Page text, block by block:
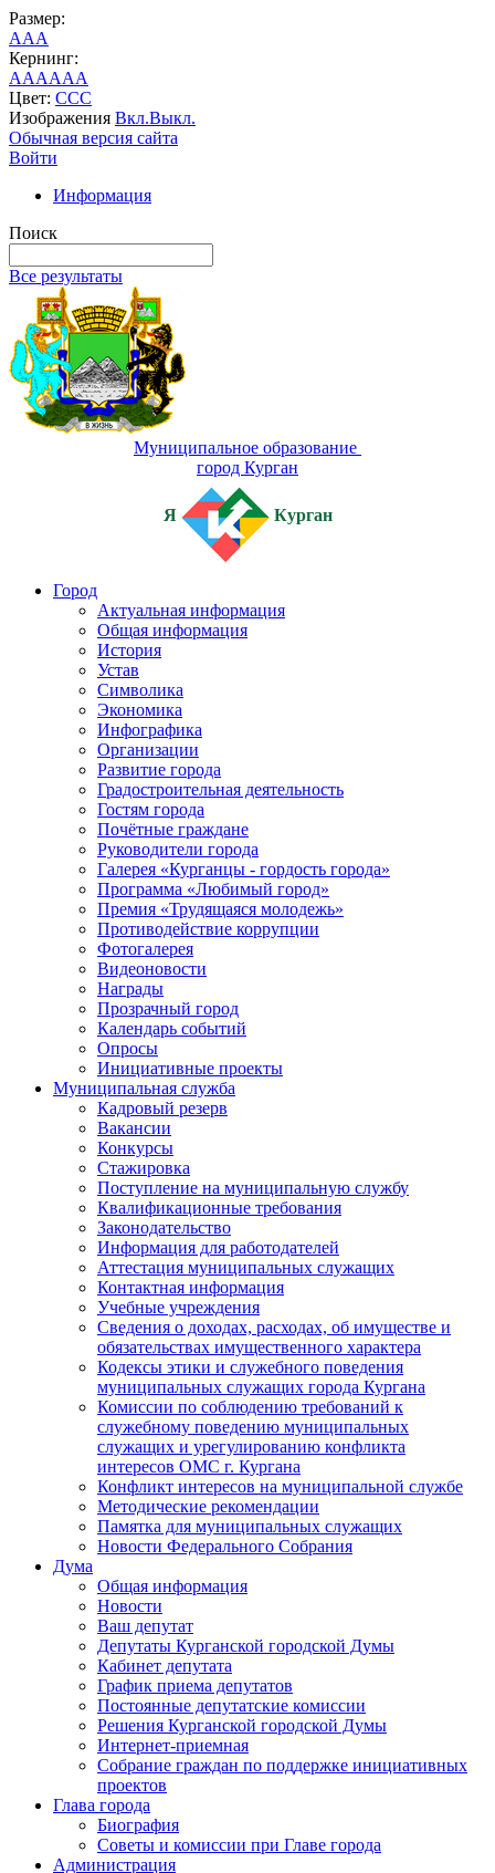
Размер:
AAA
Кернинг:
AAAAAA
Цвет: CCC
Изображения Вкл.Выкл.
Обычная версия сайта
Войти
Информация
Поиск
Все результаты
Муниципальное образование
город Курган
Я Курган
Город
Актуальная информация
Общая информация
История
Устав
Символика
Экономика
Инфографика
Организации
Развитие города
Градостроительная деятельность
Гостям города
Почётные граждане
Руководители города
Галерея «Курганцы - гордость города»
Программа «Любимый город»
Премия «Трудящаяся молодежь»
Противодействие коррупции
Фотогалерея
Видеоновости
Награды
Прозрачный город
Календарь событий
Опросы
Инициативные проекты
Муниципальная служба
Кадровый резерв
Вакансии
Конкурсы
Стажировка
Поступление на муниципальную службу
Квалификационные требования
Законодательство
Информация для работодателей
Аттестация муниципальных служащих
Контактная информация
Учебные учреждения
Сведения о доходах, расходах, об имуществе и
обязательствах имущественного характера
Кодексы этики и служебного поведения
муниципальных служащих города Кургана
Комиссии по соблюдению требований к
служебному поведению муниципальных
служащих и урегулированию конфликта
интересов ОМС г. Кургана
Конфликт интересов на муниципальной службе
Методические рекомендации
Памятка для муниципальных служащих
Новости Федерального Cобрания
Дума
Общая информация
Новости
Ваш депутат
Депутаты Курганской городской Думы
Кабинет депутата
График приема депутатов
Постоянные депутатские комиссии
Решения Курганской городской Думы
Интернет-приемная
Собрание граждан по поддержке инициативных
проектов
Глава города
Биография
Советы и комиссии при Главе города
Администрация